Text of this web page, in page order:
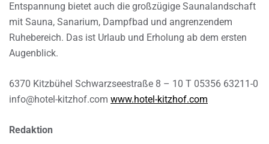
Entspannung bietet auch die großzügige Saunalandschaft
mit Sauna, Sanarium, Dampfbad und angrenzendem
Ruhebereich. Das ist Urlaub und Erholung ab dem ersten
Augenblick.
6370 Kitzbühel Schwarzseestraße 8 – 10 T 05356 63211-0
info@hotel-kitzhof.com www.hotel-kitzhof.com
Redaktion